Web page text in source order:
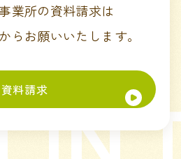
業所の資料請求は
らお願いいたします。
資料請求